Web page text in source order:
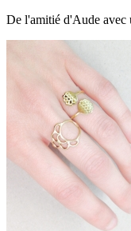
De l'amitié d'Aude avec